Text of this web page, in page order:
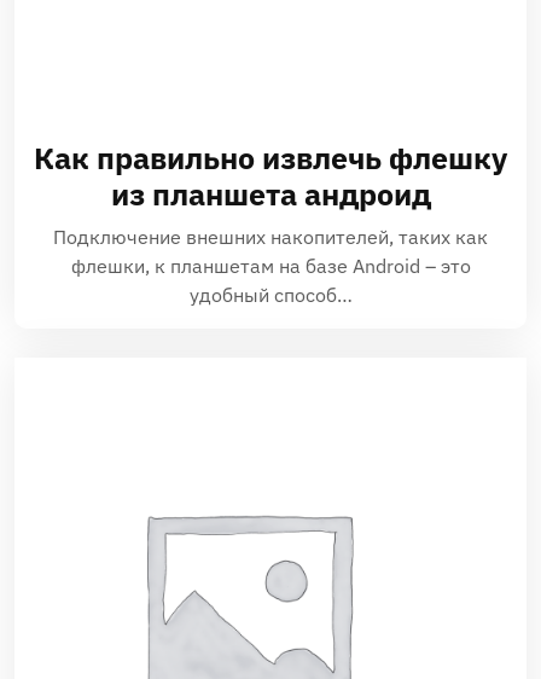
Как правильно извлечь флешку
из планшета андроид
Подключение внешних накопителей, таких как
флешки, к планшетам на базе Android – это
удобный способ…